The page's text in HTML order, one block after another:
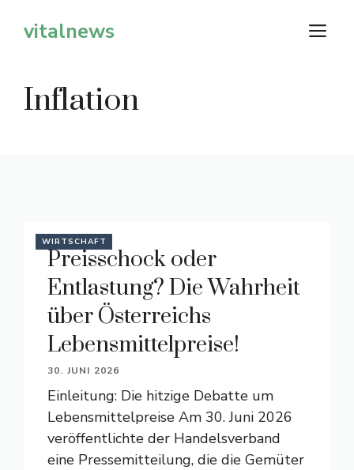
Inhaltvitalnews
Inflation
WIRTSCHAFT
Preisschock oder
Entlastung? Die Wahrheit
über Österreichs
Lebensmittelpreise!
30. JUNI 2026
Einleitung: Die hitzige Debatte um
Lebensmittelpreise Am 30. Juni 2026
veröffentlichte der Handelsverband
eine Pressemitteilung, die die Gemüter